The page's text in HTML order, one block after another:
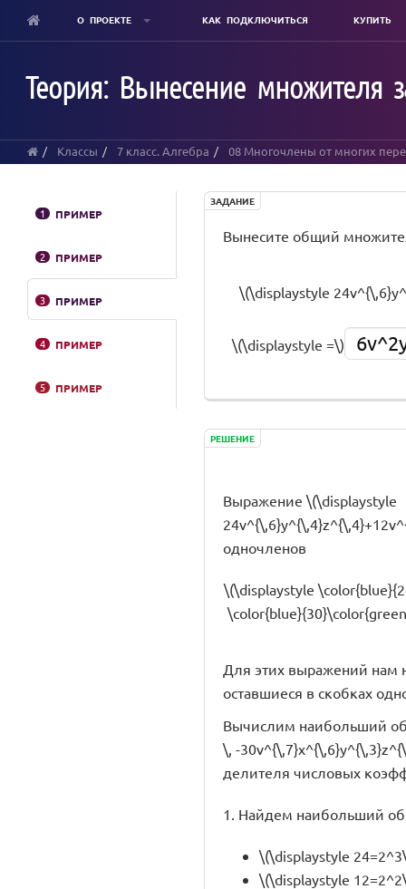
content
О ПРОЕКТЕ КАК ПОДКЛЮЧИТЬСЯ КУПИТЬ
Теория: Вынесение множителя
Классы 7 класс. Алгебра 08 Многочлены от многих
1 ПРИМЕР
2 ПРИМЕР
3 ПРИМЕР
4 ПРИМЕР
5 ПРИМЕР
ЗАДАНИЕ
Вынесите общий
\(\displaystyle
\(\displaystyle =\)
РЕШЕНИЕ
Выражение \(\displaystyle
одночленов
\(\displaystyle
Для этих выражений нам
оставшиеся в скобках
Вычислим наибольший
\, -
делителя числовых
1. Найдем наибольший
\(\displaystyle
\(\displaystyle